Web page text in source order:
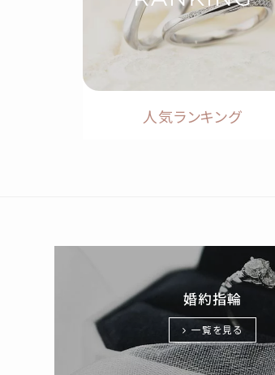
人気ランキング
婚約指輪
一覧を見る